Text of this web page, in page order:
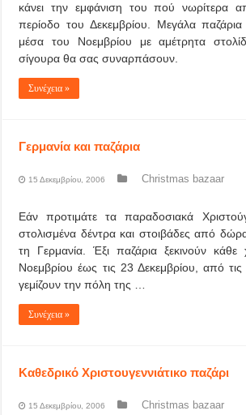
κάνει την εμφάνιση του πού νωρίτερα
περίοδο του Δεκεμβρίου. Μεγάλα
μέσα του Νοεμβρίου με αμέτρητα
σίγουρα θα σας συναρπάσουν.
Συνέχεια »
Γερμανία και παζάρια
15 Δεκεμβρίου, 2006 Christmas bazaar
Εάν προτιμάτε τα παραδοσιακά
στολισμένα δέντρα και στοιβάδες από
τη Γερμανία. Έξι παζάρια ξεκινούν
Νοεμβρίου έως τις 23 Δεκεμβρίου, από
γεμίζουν την πόλη της …
Συνέχεια »
Kαθεδρικό Χριστουγεννιάτικο παζάρι
15 Δεκεμβρίου, 2006 Christmas bazaar